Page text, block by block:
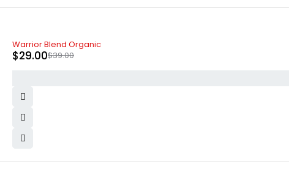
-26%
Warrior Blend Organic
$39.00
$29.00